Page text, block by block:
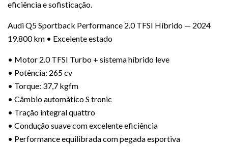
eficiência e sofisticação.
Audi Q5 Sportback Performance 2.0 TFSI Híbrido — 2024
19.800 km • Excelente estado
• Motor 2.0 TFSI Turbo + sistema híbrido leve
• Potência: 265 cv
• Torque: 37,7 kgfm
• Câmbio automático S tronic
• Tração integral quattro
• Condução suave com excelente eficiência
• Performance equilibrada com pegada esportiva